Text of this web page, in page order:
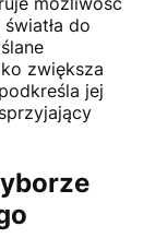
do
zwiększa
jej